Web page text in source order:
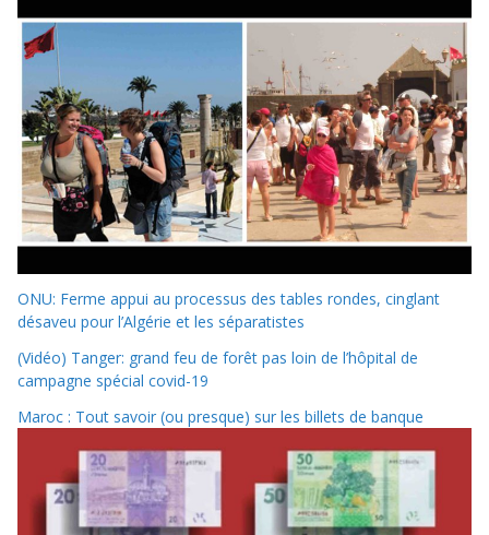
ONU: Ferme appui au processus des tables rondes, cinglant
désaveu pour l’Algérie et les séparatistes
(Vidéo) Tanger: grand feu de forêt pas loin de l’hôpital de
campagne spécial covid-19
Maroc : Tout savoir (ou presque) sur les billets de banque